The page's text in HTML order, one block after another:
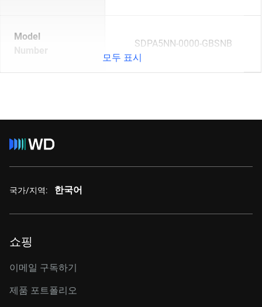
Model
Number
SDPA5NN-0000-GBSNB
모두 표시
국가/지역: 한국어
쇼핑
이메일 구독하기
제품 포트폴리오